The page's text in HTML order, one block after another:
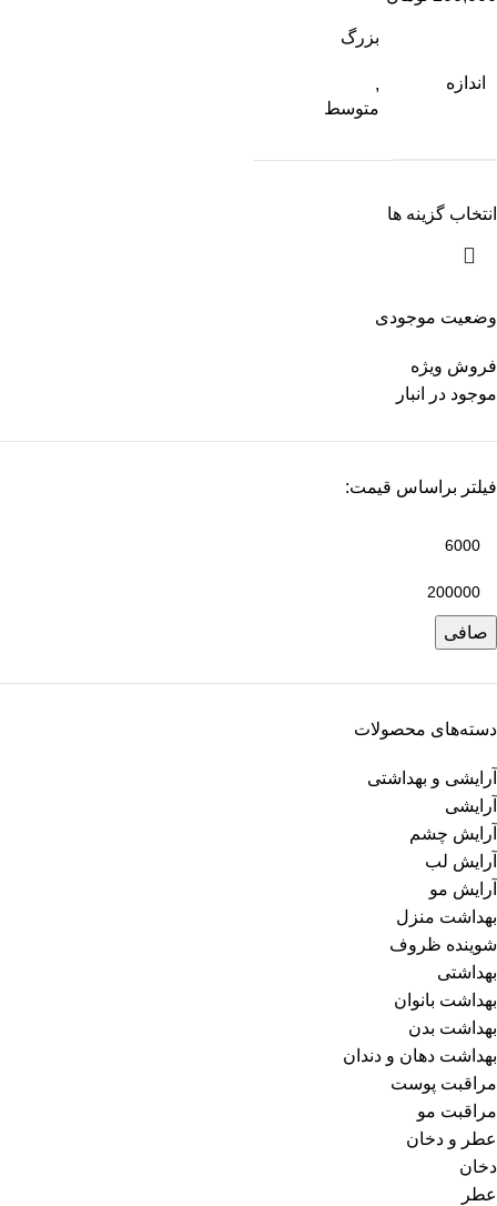
وضعیت موجودی
فروش ویژه
موجود در انبار
فیلتر براساس قیمت:
صافی
دسته‌های محصولات
آرایشی و بهداشتی
آرایشی
آرایش چشم
آرایش لب
آرایش مو
بهداشت منزل
شوینده ظروف
بهداشتی
بهداشت بانوان
بهداشت بدن
بهداشت دهان و دندان
مراقبت پوست
مراقبت مو
عطر و دخان
دخان
عطر
اندازه
بزرگ
,
متوسط
انتخاب گزینه ها